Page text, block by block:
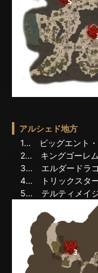
アルシェド地方
1… ビッグエント・
2… キングゴーレム
3… エルダードラゴ
4… トリックスター
5… テルティメイジ